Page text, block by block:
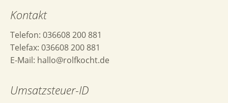
Kontakt
Telefon: 036608 200 881
Telefax: 036608 200 881
E-Mail: hallo@rolfkocht.de
Umsatzsteuer-ID